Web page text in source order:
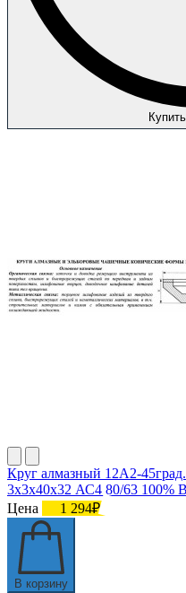
Круг алмазный 12А2-
3х3х40х32 АС4 80/63 100%
Цена
1 294₽
В корзину